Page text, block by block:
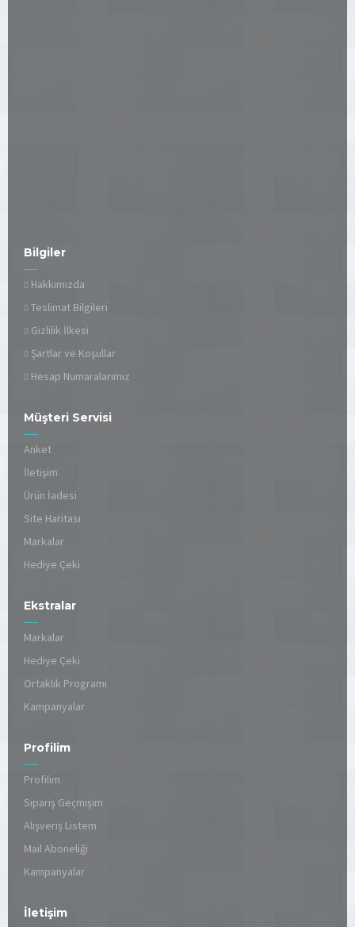
Bilgiler
Hakkımızda
Teslimat Bilgileri
Gizlilik İlkesi
Şartlar ve Koşullar
Hesap Numaralarımız
Müşteri Servisi
Anket
İletişim
Ürün İadesi
Site Haritası
Markalar
Hediye Çeki
Ekstralar
Markalar
Hediye Çeki
Ortaklık Programı
Kampanyalar
Profilim
Profilim
Sipariş Geçmişim
Alışveriş Listem
Mail Aboneliği
Kampanyalar
İletişim